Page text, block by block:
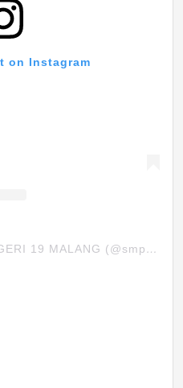
on Instagram
A post shared by SMP NEGERI 19 MALANG (@smpn19mlg)